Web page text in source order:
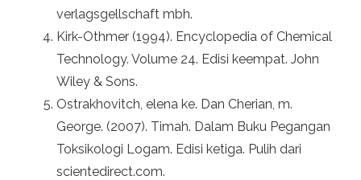
verlagsgellschaft mbh.
Kirk-Othmer (1994). Encyclopedia of Chemical
Technology. Volume 24. Edisi keempat. John
Wiley & Sons.
Ostrakhovitch, elena ke. Dan Cherian, m.
George. (2007). Timah. Dalam Buku Pegangan
Toksikologi Logam. Edisi ketiga. Pulih dari
scientedirect.com.